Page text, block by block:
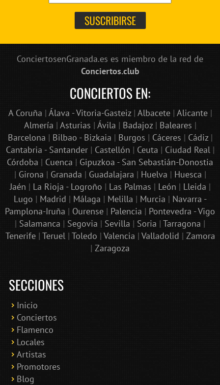
ConciertosenGranada.es es miembro de la red de
Conciertos.club
CONCIERTOS EN:
A Coruña | Álava - Vitoria-Gasteiz| Albacete| Alicante|
Almería | Asturias | Ávila | Badajoz| Baleares |
Barcelona | Bilbao - Bizkaia | Burgos | Cáceres | Cádiz|
Cantabria - Santander| Castellón | Ceuta | Ciudad Real|
Córdoba | Cuenca | Gipuzkoa - San Sebastián-Donostia
| Girona | Granada | Guadalajara | Huelva | Huesca |
Jaén | La Rioja - Logroño | Las Palmas | León | Lleida |
Lugo | Madrid | Málaga | Melilla | Murcia | Navarra -
Pamplona-Iruña | Ourense | Palencia | Pontevedra - Vigo
| Salamanca | Segovia | Sevilla | Soria | Tarragona |
Tenerife| Teruel| Toledo | Valencia | Valladolid | Zamora
| Zaragoza
SECCIONES
Inicio
Conciertos
Flamenco
Locales
Artistas
Promotores
Blog